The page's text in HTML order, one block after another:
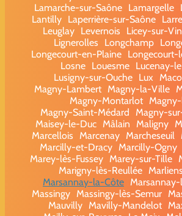
Lamarche-sur-Saône Lamargelle
Lantilly Laperrière-sur-Saône
Leuglay
Levernois Licey-sur-
Lignerolles
Longchamp
Longecourt-en-Plaine
Longecourt-
Losne
Louesme Lucenay-
Lusigny-sur-Ouche
Lux
Magny-Lambert Magny-la-Ville
Magny-Montarlot
Magny-Saint-Médard
Magny-
Maisey-le-Duc
Mâlain Maligny
Marcellois
Marcenay Marcheseuil
Marcilly-et-Dracy Marcilly-Ogny
Marey-lès-Fussey Marey-sur-Tille
Marigny-lès-Reullée
Marliens
Marsannay-la-Côte
Massingy
Massingy-lès-Semur
Mauvilly
Mavilly-Mandelot